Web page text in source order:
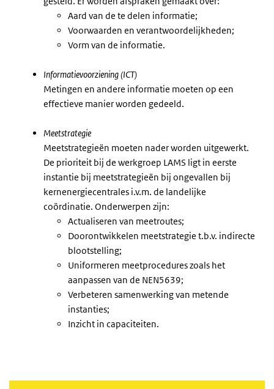
Aard van de te delen informatie;
Voorwaarden en verantwoordelijkheden;
Vorm van de informatie.
Informatievoorziening (ICT)
Metingen en andere informatie moeten op een
effectieve manier worden gedeeld.
Meetstrategie
Meetstrategieën moeten nader worden uitgewerkt.
De prioriteit bij de werkgroep LAMS ligt in eerste
instantie bij meetstrategieën bij ongevallen bij
kernenergiecentrales i.v.m. de landelijke
coördinatie. Onderwerpen zijn:
Actualiseren van meetroutes;
Doorontwikkelen meetstrategie t.b.v. indirecte
blootstelling;
Uniformeren meetprocedures zoals het
aanpassen van de NEN5639;
Verbeteren samenwerking van metende
instanties;
Inzicht in capaciteiten.